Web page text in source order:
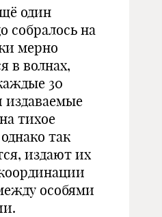
один
собралось на
мерно
в волнах,
30
издаваемые
тихое
так
издают их
особями